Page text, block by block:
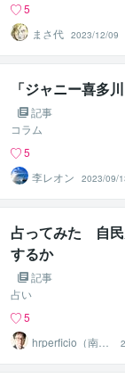
5
まさ代 2023/12/09
「ジャニー喜多
記事
コラム
5
李レオン
2023/09/
占ってみた 自民
するか
記事
占い
5
hrperficio（南仙
台の父）